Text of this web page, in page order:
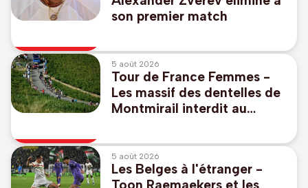
son premier match
5 août 2026
Tour de France Femmes -
Les massif des dentelles de
Montmirail interdit au
5 août 2026
Les Belges à l'étranger -
Toon Raemaekers et les